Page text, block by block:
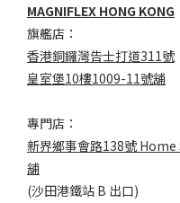
MAGNIFLEX HONG KONG
旗艦店：
香港銅鑼灣告士打道311號
皇室堡10樓1009-11號舖
專門店：
新界鄉事會路138號
舖
(沙田港鐵站 B 出口)